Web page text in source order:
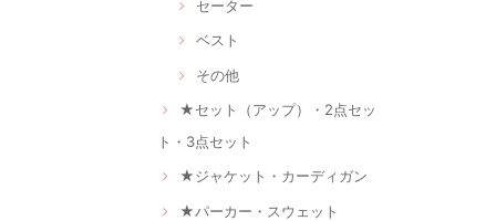
セーター
ベスト
その他
★セット（アップ）・2点セッ
ト・3点セット
★ジャケット・カーディガン
★パーカー・スウェット